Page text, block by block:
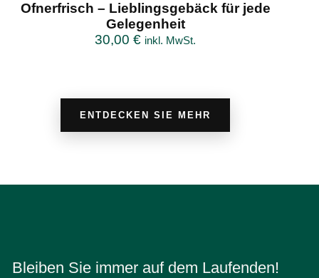
Ofnerfrisch – Lieblingsgebäck für jede
Gelegenheit
30,00 € inkl. MwSt.
ENTDECKEN SIE MEHR
Bleiben Sie immer auf dem Laufenden!